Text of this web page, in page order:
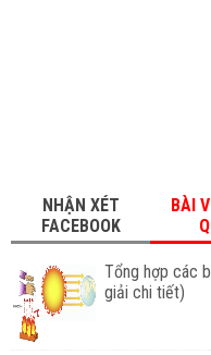
NHẬN XÉT
FACEBOOK
BÀI
Tổng hợp các
giải chi tiết)